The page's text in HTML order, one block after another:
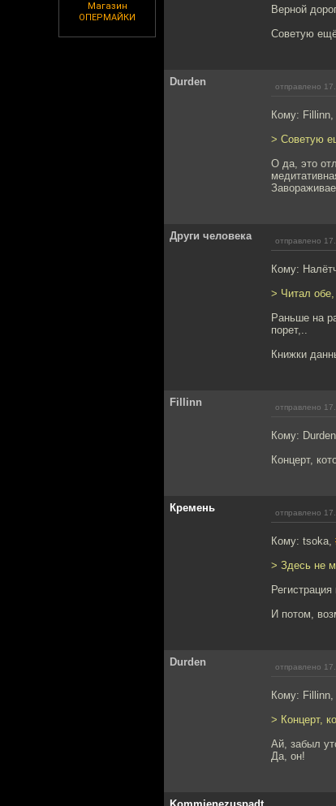
Магазин
ОПЕРМАЙКИ
Верной
Советую
Durden отправлено
Кому: Fillinn,
> Советую
О да, это
Други человека отправлено
Кому:
> Читал обе,
Раньше на
порет,..
Книжки
Fillinn отправлено
Кому:
Концерт,
Кремень отправлено
Кому: tsoka,
> Здесь не
И потом,
Durden отправлено
Кому: Fillinn,
> Концерт,
Ай, забыл
Да, он!